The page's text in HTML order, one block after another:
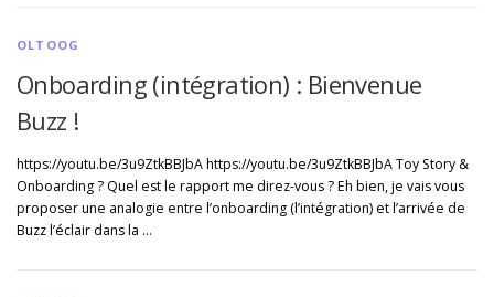
OLTOOG
Onboarding (intégration) : Bienvenue
Buzz !
https://youtu.be/3u9ZtkBBJbA https://youtu.be/3u9ZtkBBJbA Toy Story &
Onboarding ? Quel est le rapport me direz-vous ? Eh bien, je vais vous
proposer une analogie entre l’onboarding (l’intégration) et l’arrivée de
Buzz l’éclair dans la …